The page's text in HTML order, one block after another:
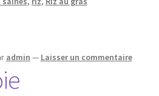
admin — Laisser un commentaire